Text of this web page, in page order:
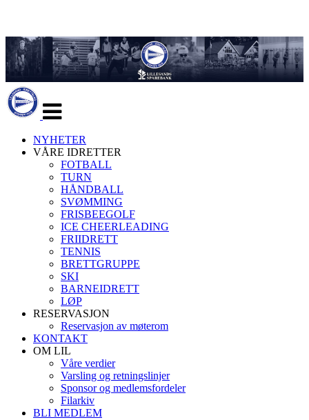
navigasjon
NYHETER
VÅRE IDRETTER
FOTBALL
TURN
HÅNDBALL
SVØMMING
FRISBEEGOLF
ICE CHEERLEADING
FRIIDRETT
TENNIS
BRETTGRUPPE
SKI
BARNEIDRETT
LØP
RESERVASJON
Reservasjon av møterom
KONTAKT
OM LIL
Våre verdier
Varsling og retningslinjer
Sponsor og medlemsfordeler
Filarkiv
BLI MEDLEM